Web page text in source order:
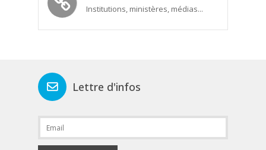
Institutions, ministères, médias...
Lettre d'infos